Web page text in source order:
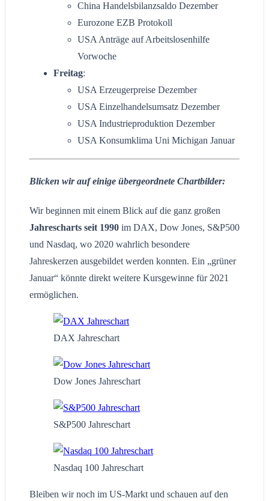
China Handelsbilanzsaldo Dezember
Eurozone EZB Protokoll
USA Anträge auf Arbeitslosenhilfe
Vorwoche
Freitag:
USA Erzeugerpreise Dezember
USA Einzelhandelsumsatz Dezember
USA Industrieproduktion Dezember
USA Konsumklima Uni Michigan Januar
Blicken wir auf einige übergeordnete Chartbilder:
Wir beginnen mit einem Blick auf die ganz großen
Jahrescharts seit 1990 im DAX, Dow Jones, S&P500
und Nasdaq, wo 2020 wahrlich besondere
Jahreskerzen ausgebildet werden konnten. Ein „grüner
Januar“ könnte direkt weitere Kursgewinne für 2021
ermöglichen.
DAX Jahreschart
Dow Jones Jahreschart
S&P500 Jahreschart
Nasdaq 100 Jahreschart
Bleiben wir noch im US-Markt und schauen auf den